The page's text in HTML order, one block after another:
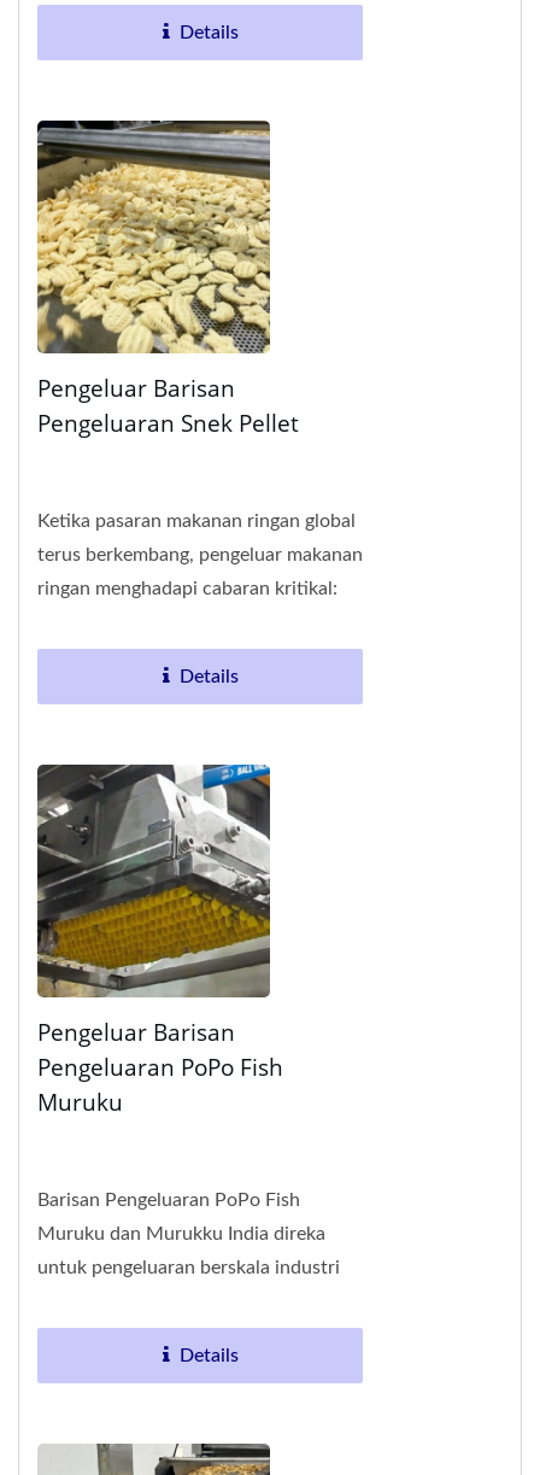
pembentukan lembaran, pra-
Details
Pengeluar Barisan
Pengeluaran Snek Pellet
Ketika pasaran makanan ringan global
terus berkembang, pengeluar makanan
ringan menghadapi cabaran kritikal:
tekstur, penampilan,...
Details
Pengeluar Barisan
Pengeluaran PoPo Fish
Muruku
Barisan Pengeluaran PoPo Fish
Muruku dan Murukku India direka
untuk pengeluaran berskala industri
snek tradisional...
Details